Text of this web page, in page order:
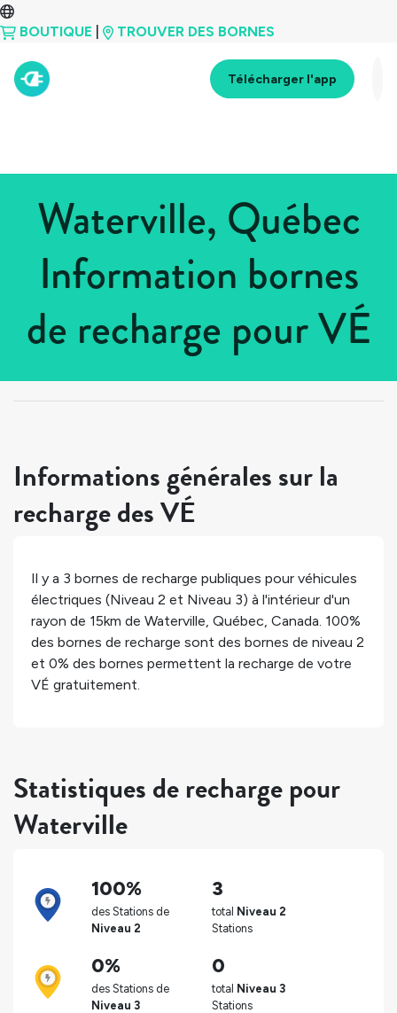
BOUTIQUE TROUVER DES BORNES
Télécharger l'app
Waterville, Québec
Information bornes
de recharge pour VÉ
> Québec
Informations générales sur la
recharge des VÉ
Il y a 3 bornes de recharge publiques pour véhicules
électriques (Niveau 2 et Niveau 3) à l'intérieur d'un
rayon de 15km de Waterville, Québec, Canada. 100%
des bornes de recharge sont des bornes de niveau 2
et 0% des bornes permettent la recharge de votre
VÉ gratuitement.
Statistiques de recharge pour
Waterville
100%
des Stations de
Niveau 2
3
total Niveau 2
Stations
0%
des Stations de
Niveau 3
0
total Niveau 3
Stations